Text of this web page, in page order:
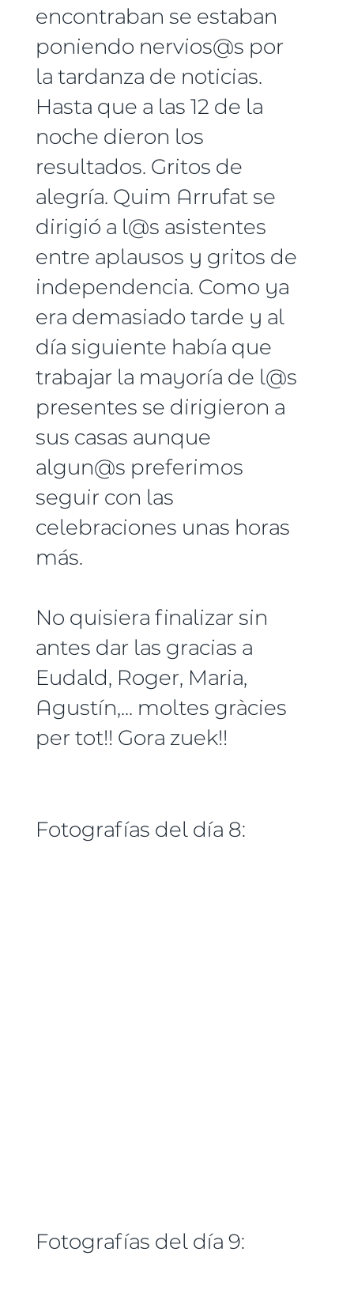
encontraban se estaban
poniendo nervios@s por
la tardanza de noticias.
Hasta que a las 12 de la
noche dieron los
resultados. Gritos de
alegría. Quim Arrufat se
dirigió a l@s asistentes
entre aplausos y gritos de
independencia. Como ya
era demasiado tarde y al
día siguiente había que
trabajar la mayoría de l@s
presentes se dirigieron a
sus casas aunque
algun@s preferimos
seguir con las
celebraciones unas horas
más.
No quisiera finalizar sin
antes dar las gracias a
Eudald, Roger, Maria,
Agustín,... moltes gràcies
per tot!! Gora zuek!!
Fotografías del día 8:
Fotografías del día 9: